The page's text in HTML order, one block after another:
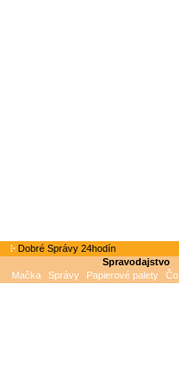
Dobré Správy 24hodín
Spravodajstvo
Mačka
Správy Papierové palety